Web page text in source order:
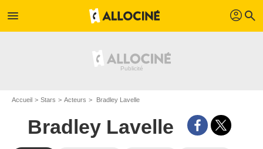
menu profil search
Accueil Stars Acteurs Bradley Lavelle
Bradley Lavelle